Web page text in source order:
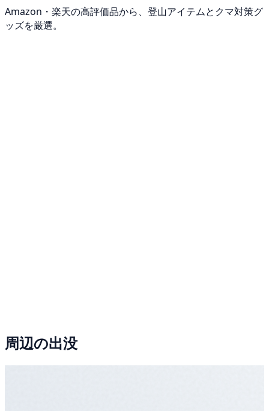
Amazon・楽天の高評価品から、登山アイテムとクマ対策グ
ッズを厳選。
周辺の出没